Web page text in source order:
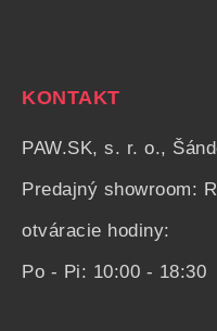
KONTAKT
PAW.SK, s. r. o.,
Predajný showroom:
otváracie hodiny:
Po - Pi: 10:00 - 18:30